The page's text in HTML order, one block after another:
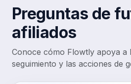
Preguntas de
afiliados
Conoce cómo Flowtly apoya a
seguimiento y las acciones de